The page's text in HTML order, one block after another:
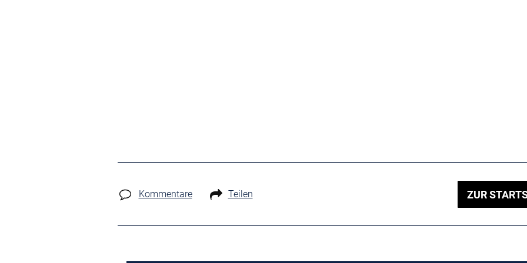
Kommentare Teilen ZUR